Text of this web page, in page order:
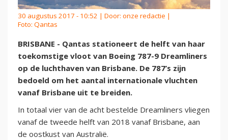
30 augustus 2017 - 10:52 | Door: onze redactie |
Foto: Qantas
BRISBANE - Qantas stationeert de helft van haar
toekomstige vloot van Boeing 787-9 Dreamliners
op de luchthaven van Brisbane. De 787’s zijn
bedoeld om het aantal internationale vluchten
vanaf Brisbane uit te breiden.
In totaal vier van de acht bestelde Dreamliners vliegen
vanaf de tweede helft van 2018 vanaf Brisbane, aan
de oostkust van Australië.